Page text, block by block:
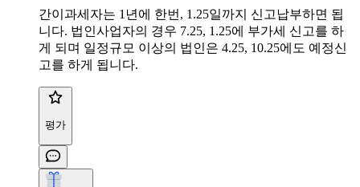
간이과세자는 1년에 한번, 1.25일까지 신고납부하면 됩
니다. 법인사업자의 경우 7.25, 1.25에 부가세 신고를 하
게 되며 일정규모 이상의 법인은 4.25, 10.25에도 예정신
고를 하게 됩니다.
평가